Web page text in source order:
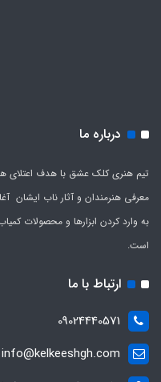
درباره ما
معرفی هنرمندان و آثار ناب ایشان
به وارد کردن ابزارها و محصولات
است.
ارتباط با ما
09024440571
info@kelkeeshgh.com